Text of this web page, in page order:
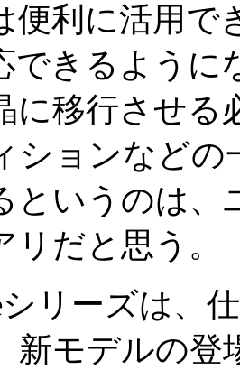
便利に活用で
できるように
に移行させ
ションなど
というのは
リだと思う。
リーズは、
新モデルの